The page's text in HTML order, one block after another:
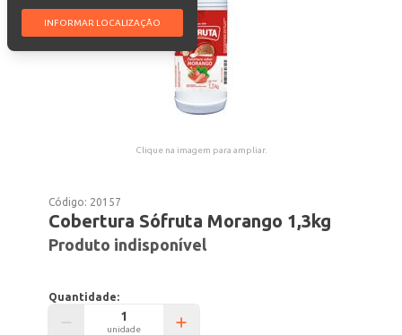
INFORMAR LOCALIZAÇÃO
Clique na imagem para ampliar.
Código: 20157
Cobertura Sófruta Morango 1,3kg
Produto indisponível
Quantidade:
unidade